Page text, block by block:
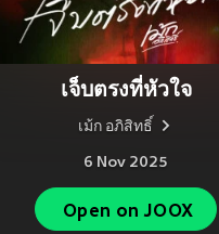
เจ็บตรงที่หัวใจ
เม้ก อภิสิทธิ์
6 Nov 2025
Open on JOOX